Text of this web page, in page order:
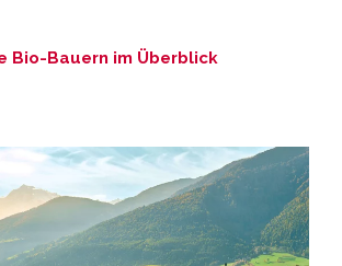
Bio-Bauern im Überblick